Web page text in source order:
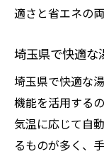
適さと省エネの
埼玉県で快適な
埼玉県で快適な
機能を活用する
気温に応じて自
るものが多く、